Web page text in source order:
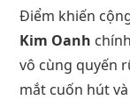
Điểm khiến
Kim Oanh
vô cùng quyến
mắt cuốn hút